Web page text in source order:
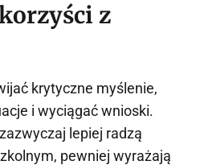
z
krytyczne myślenie,
i wyciągać wnioski.
lepiej radzą
pewniej wyrażają